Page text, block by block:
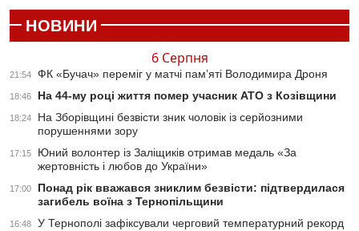
НОВИНИ
6 Серпня
21:54 ФК «Бучач» переміг у матчі пам’яті Володимира Дроня
18:46 На 44-му році життя помер учасник АТО з Козівщини
18:24
На Зборівщині безвісти зник чоловік із серйозними
порушеннями зору
17:15
Юний волонтер із Заліщиків отримав медаль «За
жертовність і любов до України»
17:00
Понад рік вважався зниклим безвісти: підтвердилася
загибель воїна з Тернопільщини
16:48 У Тернополі зафіксували черговий температурний рекорд